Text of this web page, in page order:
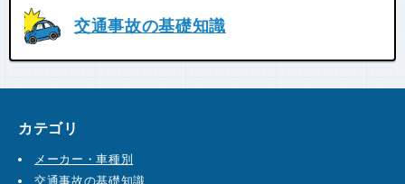
交通事故の基礎知識
カテゴリ
メーカー・車種別
交通事故の基礎知識